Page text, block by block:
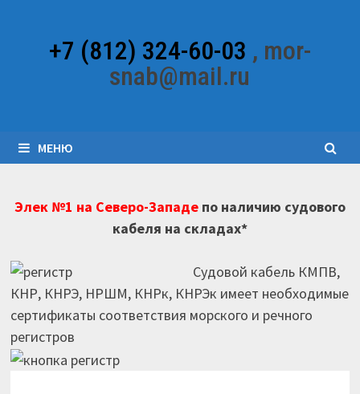
содержимому+7 (812) 324-60-03 , mor-
snab@mail.ru
МЕНЮ
Элек №1 на Северо-Западепо наличию судового
кабеля на складах*
Судовой кабель КМПВ,
КНР, КНРЭ, НРШМ, КНРк, КНРЭк имеет необходимые
сертификаты соответствия морского и речного
регистров